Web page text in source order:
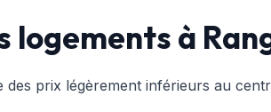
logements à
des prix légèrement inférieurs au